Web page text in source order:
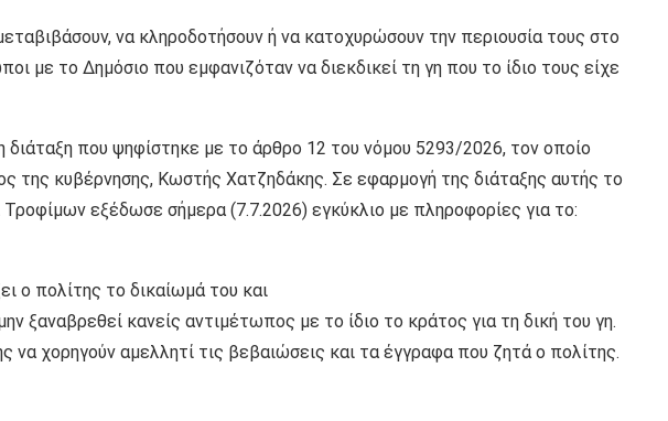
να κληροδοτήσουν ή να κατοχυρώσουν την περιουσία τους στο
με το Δημόσιο που εμφανιζόταν να διεκδικεί τη γη που το ίδιο τους είχε
που ψηφίστηκε με το άρθρο 12 του νόμου 5293/2026, τον οποίο
της κυβέρνησης, Κωστής Χατζηδάκης. Σε εφαρμογή της διάταξης αυτής το
εξέδωσε σήμερα (7.7.2026) εγκύκλιο με πληροφορίες για το:
ο πολίτης το δικαίωμά του και
ξαναβρεθεί κανείς αντιμέτωπος με το ίδιο το κράτος για τη δική του γη.
να χορηγούν αμελλητί τις βεβαιώσεις και τα έγγραφα που ζητά ο πολίτης.